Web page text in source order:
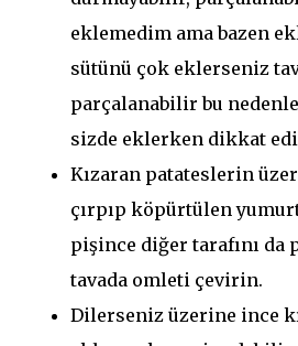
eklemedim ama bazen
sütünü çok eklerseniz
parçalanabilir bu
sizde eklerken dikkat
Kızaran patateslerin
çırpıp köpürtülen
pişince diğer tarafını
tavada omleti çevirin.
Dilerseniz üzerine ince